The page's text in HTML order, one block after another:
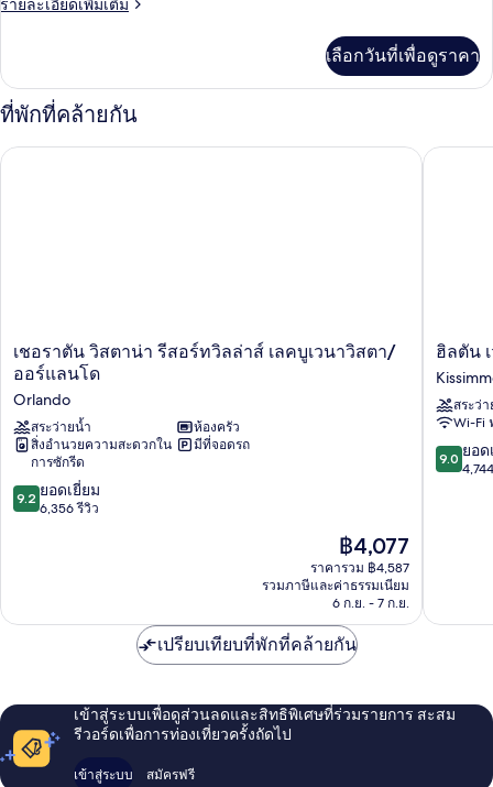
สระ
ว่าย
น้ำ
เกี่ยว
กับ
วิลล่า,
ห้อง
เลือกวันที่เพื่อดูราคา
ที่พักที่คล้ายกัน
เชอราตัน
วิ
ตา
น่า
รี
สอร์
ทวิ
ล
า
แลน
โด
Orlando
เชอราตัน วิสตาน่า รีสอร์ทวิลล่าส์ เลคบูเวนาวิสตา/
ออร์แลนโด
Orlando
สระว่ายน้ำ
ห้องครัว
สิ่งอำนวยความสะดวกใน
การซักรีด
มีที่จอดรถ
9.2
จาก
9.2 ยอดเยี่ยม
6,356 รีวิว
ราคา
ปัจจุบัน
คือ
฿4,077
฿4,077
ราคารวม ฿4,587
รวมภาษีและค่าธรรมเนียม
6 ก.ย. - 7 ก.ย.
เชอราตัน วิสตาน่า รีสอร์ทวิลล่าส์ เลคบูเวนาวิสตา/ออร์แลนโด
ฮิล
ตัน
เวเคชั่น
คลับ
มิส
ติก
ดูนส์
ฮิลตัน
สระว่
Wi-Fi
9.0
จาก
9.0 ยอด
ฮิลตัน เ
เปรียบเทียบที่พักที่คล้ายกัน
เข้าสู่ระบบเพื่อดูส่วนลดและสิทธิพิเศษที่ร่วมรายการ สะสม
รีวอร์ดเพื่อการท่องเที่ยวครั้งถัดไป
เข้าสู่ระบบ สมัครฟรี